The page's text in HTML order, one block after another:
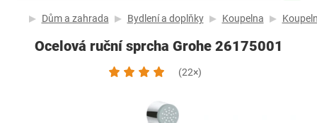
Dům a zahrada Bydlení a doplňky Koupelna
Ocelová ruční sprcha Grohe 26175001
(22×)